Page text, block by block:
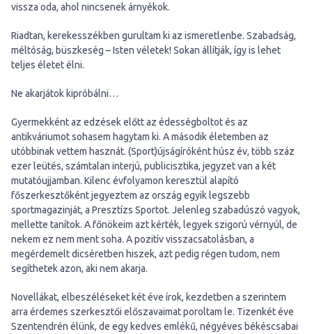
vissza oda, ahol nincsenek árnyékok.
Riadtan, kerekesszékben gurultam ki az ismeretlenbe. Szabadság,
méltóság, büszkeség – Isten véletek! Sokan állítják, így is lehet
teljes életet élni.
Ne akarjátok kipróbálni…
Gyermekként az edzések előtt az édességboltot és az
antikváriumot sohasem hagytam ki. A második életemben az
utóbbinak vettem hasznát. (Sport)újságíróként húsz év, több száz
ezer leütés, számtalan interjú, publicisztika, jegyzet van a két
mutatóujjamban. Kilenc évfolyamon keresztül alapító
főszerkesztőként jegyeztem az ország egyik legszebb
sportmagazinját, a Presztízs Sportot. Jelenleg szabadúszó vagyok,
mellette tanítok. A főnökeim azt kérték, legyek szigorú vérnyúl, de
nekem ez nem ment soha. A pozitív visszacsatolásban, a
megérdemelt dicséretben hiszek, azt pedig régen tudom, nem
segíthetek azon, aki nem akarja.
Novellákat, elbeszéléseket két éve írok, kezdetben a szerintem
arra érdemes szerkesztői előszavaimat poroltam le. Tizenkét éve
Szentendrén élünk, de egy kedves emlékű, négyéves békéscsabai